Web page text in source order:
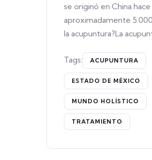
se originó en China hace
aproximadamente
la acupuntura?La
Tags: ACUPUNTURA
ESTADO DE MÉXICO
MUNDO HOLÍSTICO
TRATAMIENTO